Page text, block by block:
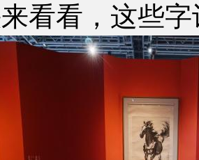
看看，这些